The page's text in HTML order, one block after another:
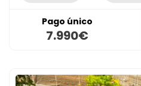
Pago único
7.990€